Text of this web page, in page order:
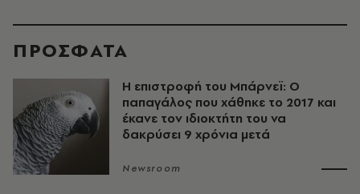
ΠΡΟΣΦΑΤΑ
Η επιστροφή του Μπάρνεϊ: Ο
παπαγάλος που χάθηκε το 2017 και
έκανε τον ιδιοκτήτη του να
δακρύσει 9 χρόνια μετά
Newsroom